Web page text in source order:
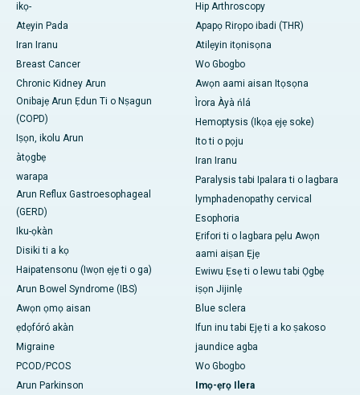
ikọ-
Atẹyin Pada
Iran Iranu
Breast Cancer
Chronic Kidney Arun
Onibajẹ Arun Ẹdun Ti o Nṣagun
(COPD)
Iṣọn, ikolu Arun
àtọgbẹ
warapa
Arun Reflux Gastroesophageal
(GERD)
Iku-ọkàn
Disiki ti a kọ
Haipatensonu (Iwọn ẹjẹ ti o ga)
Arun Bowel Syndrome (IBS)
Awọn ọmọ aisan
ẹdọfóró akàn
Migraine
PCOD/PCOS
Arun Parkinson
Hip Arthroscopy
Apapọ Rirọpo ibadi (THR)
Atilẹyin itọnisọna
Wo Gbogbo
Awọn aami aisan Itọsọna
Ìrora Àyà ńlá
Hemoptysis (Ikọa ẹjẹ soke)
Ito ti o pọju
Iran Iranu
Paralysis tabi Ipalara ti o lagbara
lymphadenopathy cervical
Esophoria
Ẹrifori ti o lagbara pẹlu Awọn
aami aiṣan Ẹjẹ
Ewiwu Ẹsẹ ti o lewu tabi Ọgbẹ
iṣọn Jijinlẹ
Blue sclera
Ifun inu tabi Ẹjẹ ti a ko ṣakoso
jaundice agba
Wo Gbogbo
Imọ-ẹrọ Ilera